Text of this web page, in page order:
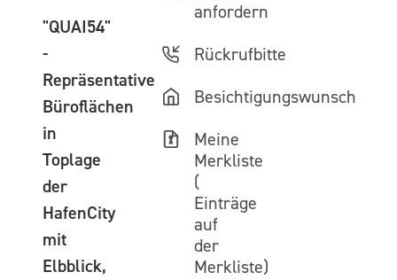
"QUAI54"
-
Repräsentative
Büroflächen
in
Toplage
der
HafenCity
mit
Elbblick,
anfordern
Rückrufbitte
Besichtigungswunsch
Meine
Merkliste
(
Einträge
auf
der
Merkliste)